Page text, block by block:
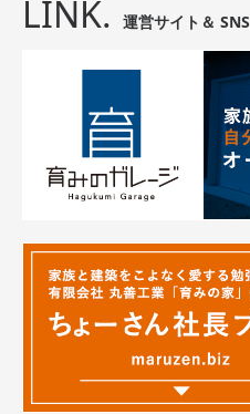
LINK. 運営サイト＆ SNS